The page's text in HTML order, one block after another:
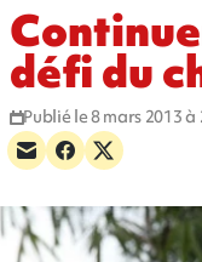
défi du
Publié le 8 mars 2013 à